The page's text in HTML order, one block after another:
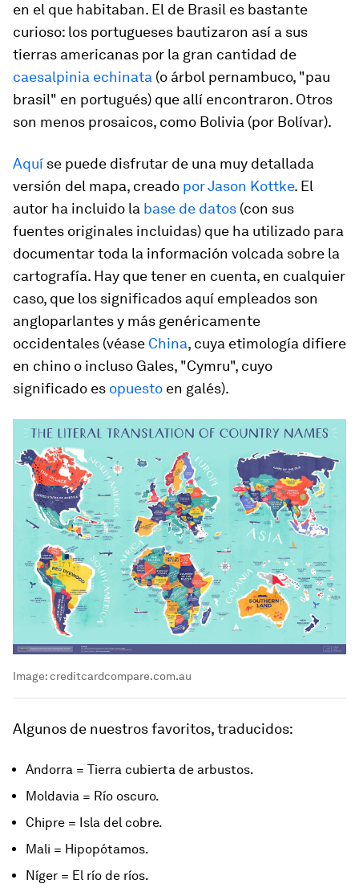
en el que habitaban. El de Brasil es bastante
curioso: los portugueses bautizaron así a sus
tierras americanas por la gran cantidad de
caesalpinia echinata (o árbol pernambuco, "pau
brasil" en portugués) que allí encontraron. Otros
son menos prosaicos, como Bolivia (por Bolívar).
Aquí se puede disfrutar de una muy detallada
versión del mapa, creado por Jason Kottke. El
autor ha incluido la base de datos (con sus
fuentes originales incluidas) que ha utilizado para
documentar toda la información volcada sobre la
cartografía. Hay que tener en cuenta, en cualquier
caso, que los significados aquí empleados son
angloparlantes y más genéricamente
occidentales (véase China, cuya etimología difiere
en chino o incluso Gales, "Cymru", cuyo
significado es opuesto en galés).
Image:creditcardcompare.com.au
Algunos de nuestros favoritos, traducidos:
Andorra = Tierra cubierta de arbustos.
Moldavia = Río oscuro.
Chipre = Isla del cobre.
Mali = Hipopótamos.
Níger = El río de ríos.